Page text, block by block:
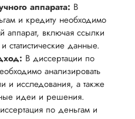
аппарата: В
и кредиту необходимо
аппарат, включая ссылки
статистические данные.
В диссертации по
анализировать
и исследования, а также
идеи и решения.
по деньгам и